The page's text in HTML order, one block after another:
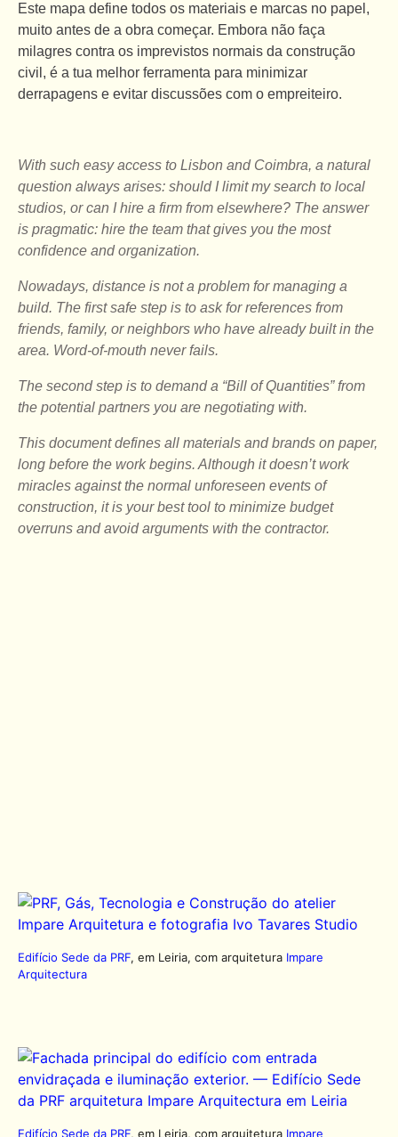
Este mapa define todos os materiais e marcas no papel,
muito antes de a obra começar. Embora não faça
milagres contra os imprevistos normais da construção
civil, é a tua melhor ferramenta para minimizar
derrapagens e evitar discussões com o empreiteiro.
With such easy access to Lisbon and Coimbra, a natural
question always arises: should I limit my search to local
studios, or can I hire a firm from elsewhere? The answer
is pragmatic: hire the team that gives you the most
confidence and organization.
Nowadays, distance is not a problem for managing a
build. The first safe step is to ask for references from
friends, family, or neighbors who have already built in the
area. Word-of-mouth never fails.
The second step is to demand a “Bill of Quantities” from
the potential partners you are negotiating with.
This document defines all materials and brands on paper,
long before the work begins. Although it doesn’t work
miracles against the normal unforeseen events of
construction, it is your best tool to minimize budget
overruns and avoid arguments with the contractor.
Edifício Sede da PRF, em Leiria, com arquitetura Impare
Arquitectura
Edifício Sede da PRF, em Leiria, com arquitetura Impare